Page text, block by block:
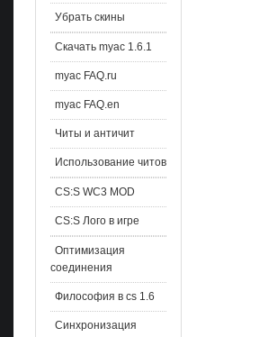
Убрать скины
Скачать myac 1.6.1
myac FAQ.ru
myac FAQ.en
Читы и античит
Использование читов
CS:S WC3 MOD
CS:S Лого в игре
Оптимизация
соединения
Философия в cs 1.6
Синхронизация